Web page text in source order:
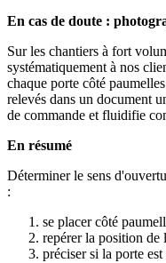
En cas de doute :
Sur les chantiers à fort
systématiquement à nos
chaque porte côté
relevés dans un document
de commande et fluidifie
En résumé
Déterminer le sens
:
se placer côté
repérer la position de
préciser si la porte